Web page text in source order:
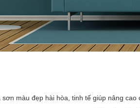
sơn màu đẹp hài hòa, tinh tế giúp nâng